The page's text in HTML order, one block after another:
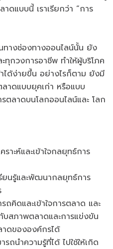
าดแบบนี้ เราเรียกว่า “การ
งช่องทางออนไลน์นั้น ยัง
ทุกวงการอาชีพ ทำให้ผู้บริโภค
ได้ง่ายขึ้น อย่างไรก็ตาม ยังมี
าดแบบยุคเก่า หรือแบบ
ลาดบนโลกออนไลน์และ โลก
ราะห์และเข้าใจกลยุทธ์การ
รียนรู้และพัฒนากลยุทธ์การ
ถคิดและเข้าใจการตลาด และ
บสภาพตลาดและการแข่งขัน
าดขององค์กรได้
รถนำความรู้ที่ได้ ไปใช้ให้เกิด